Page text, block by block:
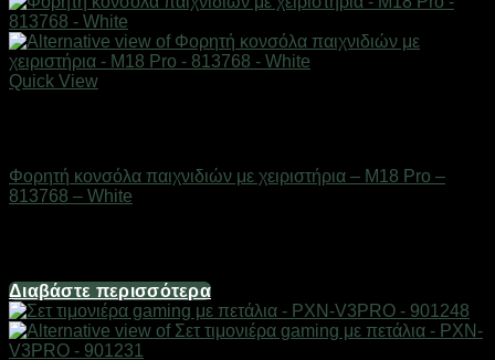
Quick View
Φορητή κονσόλα παιχνιδιών με χειριστήρια – M18 Pro –
813768 – White
Διαβάστε περισσότερα